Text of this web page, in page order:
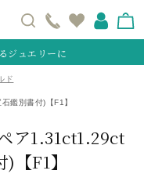
ジュエリーに
ド
鑑別書付)【F1】
ア1.31ct1.29ct
【F1】